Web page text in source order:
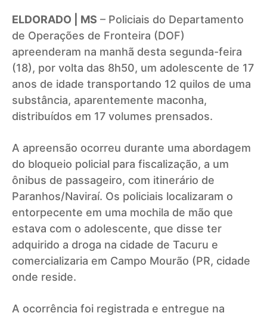
ELDORADO | MS – Policiais do Departamento
de Operações de Fronteira (DOF)
apreenderam na manhã desta segunda-feira
(18), por volta das 8h50, um adolescente de 17
anos de idade transportando 12 quilos de uma
substância, aparentemente maconha,
distribuídos em 17 volumes prensados.
A apreensão ocorreu durante uma abordagem
do bloqueio policial para fiscalização, a um
ônibus de passageiro, com itinerário de
Paranhos/Naviraí. Os policiais localizaram o
entorpecente em uma mochila de mão que
estava com o adolescente, que disse ter
adquirido a droga na cidade de Tacuru e
comercializaria em Campo Mourão (PR, cidade
onde reside.
A ocorrência foi registrada e entregue na